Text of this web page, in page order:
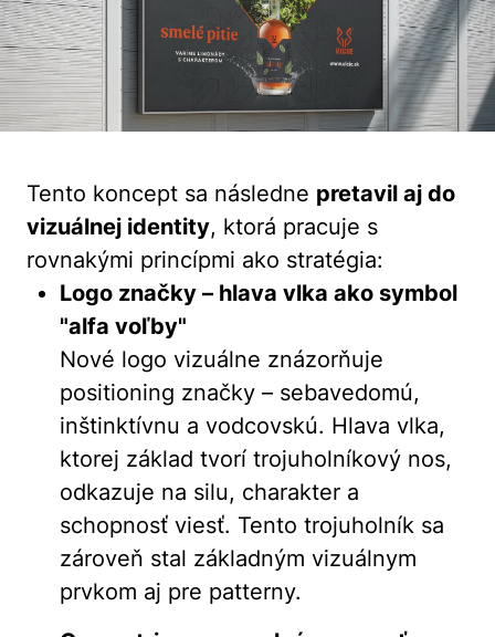
Tento koncept sa následne pretavil aj do
vizuálnej identity, ktorá pracuje s
rovnakými princípmi ako stratégia:
Logo značky – hlava vlka ako symbol
"alfa voľby"
Nové logo vizuálne znázorňuje
positioning značky – sebavedomú,
inštinktívnu a vodcovskú. Hlava vlka,
ktorej základ tvorí trojuholníkový nos,
odkazuje na silu, charakter a
schopnosť viesť. Tento trojuholník sa
zároveň stal základným vizuálnym
prvkom aj pre patterny.